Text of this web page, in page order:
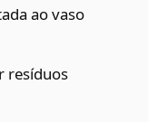
ao vaso
resíduos